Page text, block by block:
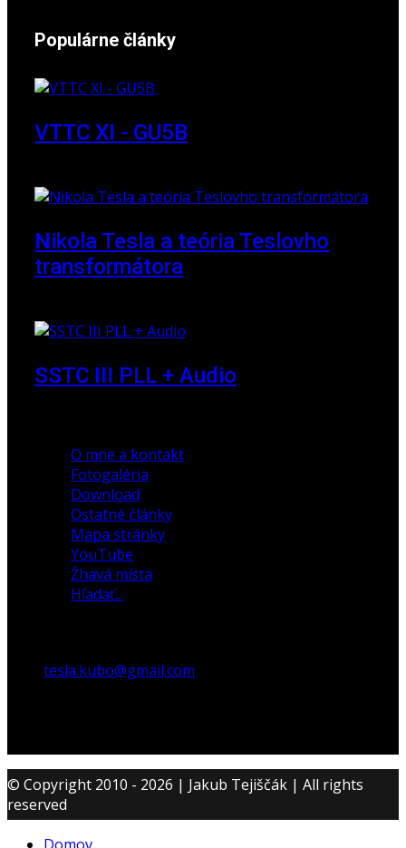
Populárne články
VTTC XI - GU5B
Nikola Tesla a teória Teslovho
transformátora
SSTC III PLL + Audio
O mne a kontakt
Fotogaléria
Download
Ostatné články
Mapa stránky
YouTube
Žhavá místa
Hľadať...
tesla.kubo@gmail.com
© Copyright 2010 - 2026 | Jakub Tejiščák | All rights
reserved
Domov